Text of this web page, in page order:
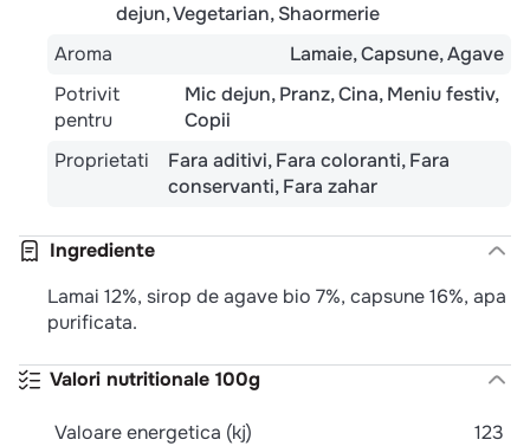
dejun Vegetarian Shaormerie
Aroma
Lamaie Capsune Agave
Potrivit
pentru
Mic dejun Pranz Cina Meniu festiv
Copii
Proprietati
Fara aditivi Fara coloranti Fara
conservanti Fara zahar
Ingrediente
Lamai 12%, sirop de agave bio 7%, capsune 16%, apa
purificata.
Valori nutritionale 100g
Valoare energetica (kj)
123